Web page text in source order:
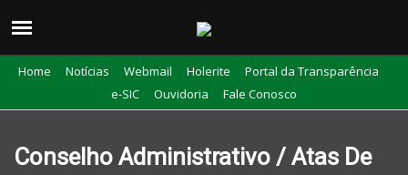
Home Notícias Webmail Holerite
Portal da Transparência
e-SIC
Ouvidoria Fale Conosco
Conselho Administrativo / Atas De